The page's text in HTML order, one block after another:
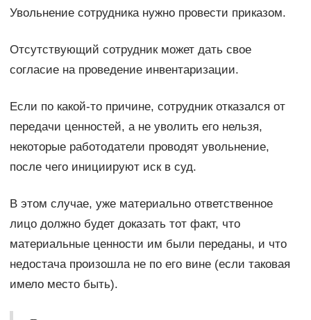
Увольнение сотрудника нужно провести приказом.
Отсутствующий сотрудник может дать свое
согласие на проведение инвентаризации.
Если по какой-то причине, сотрудник отказался от
передачи ценностей, а не уволить его нельзя,
некоторые работодатели проводят увольнение,
после чего инициируют иск в суд.
В этом случае, уже материально ответственное
лицо должно будет доказать тот факт, что
материальные ценности им были переданы, и что
недостача произошла не по его вине (если таковая
имело место быть).